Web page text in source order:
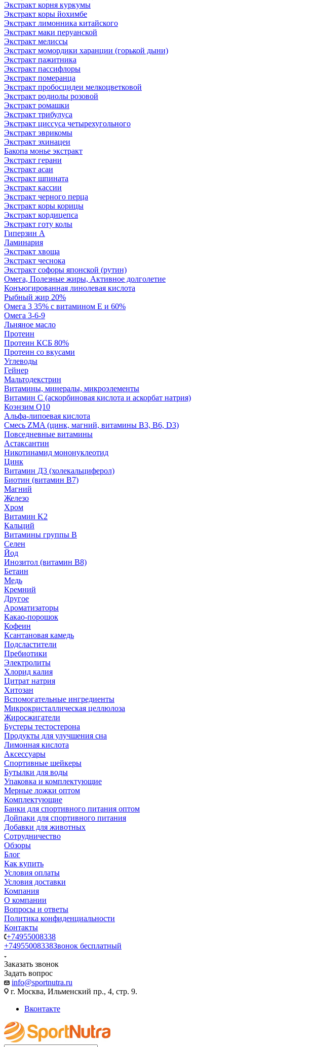
Экстракт корня куркумы
Экстракт коры йохимбе
Экстракт лимонника китайского
Экстракт маки перуанской
Экстракт мелиссы
Экстракт момордики харанции (горькой дыни)
Экстракт пажитника
Экстракт пассифлоры
Экстракт померанца
Экстракт пробосцидеи мелкоцветковой
Экстракт родиолы розовой
Экстракт ромашки
Экстракт трибулуса
Экстракт циссуса четырехугольного
Экстракт эврикомы
Экстракт эхинацеи
Бакопа монье экстракт
Экстракт герани
Экстракт асаи
Экстракт шпината
Экстракт кассии
Экстракт черного перца
Экстракт коры корицы
Экстракт кордицепса
Экстракт готу колы
Гиперзин А
Ламинария
Экстракт хвоща
Экстракт чеснока
Экстракт софоры японской (рутин)
Омега, Полезные жиры, Активное долголетие
Конъюгированная линолевая кислота
Рыбный жир 20%
Омега 3 35% с витамином Е и 60%
Омега 3-6-9
Льняное масло
Протеин
Протеин КСБ 80%
Протеин со вкусами
Углеводы
Гейнер
Мальтодекстрин
Витамины, минералы, микроэлементы
Витамин C (аскорбиновая кислота и аскорбат натрия)
Коэнзим Q10
Альфа-липоевая кислота
Смесь ZMA (цинк, магний, витамины B3, B6, D3)
Повседневные витамины
Астаксантин
Никотинамид мононуклеотид
Цинк
Витамин Д3 (холекальциферол)
Биотин (витамин B7)
Магний
Железо
Хром
Витамин K2
Кальций
Витамины группы B
Селен
Йод
Инозитол (витамин B8)
Бетаин
Медь
Кремний
Другое
Ароматизаторы
Какао-порошок
Кофеин
Ксантановая камедь
Подсластители
Пребиотики
Электролиты
Хлорид калия
Цитрат натрия
Хитозан
Вспомогательные ингредиенты
Микрокристаллическая целлюлоза
Жиросжигатели
Бустеры тестостерона
Продукты для улучшения сна
Лимонная кислота
Аксессуары
Спортивные шейкеры
Бутылки для воды
Упаковка и комплектующие
Мерные ложки оптом
Комплектующие
Банки для спортивного питания оптом
Дойпаки для спортивного питания
Добавки для животных
Сотрудничество
Обзоры
Блог
Как купить
Условия оплаты
Условия доставки
Компания
О компании
Вопросы и ответы
Политика конфиденциальности
Контакты
+74955008338
+74955008338Звонок бесплатный
Заказать звонок
Задать вопрос
info@sportnutra.ru
г. Москва, Ильменский пр., 4, стр. 9.
Вконтакте